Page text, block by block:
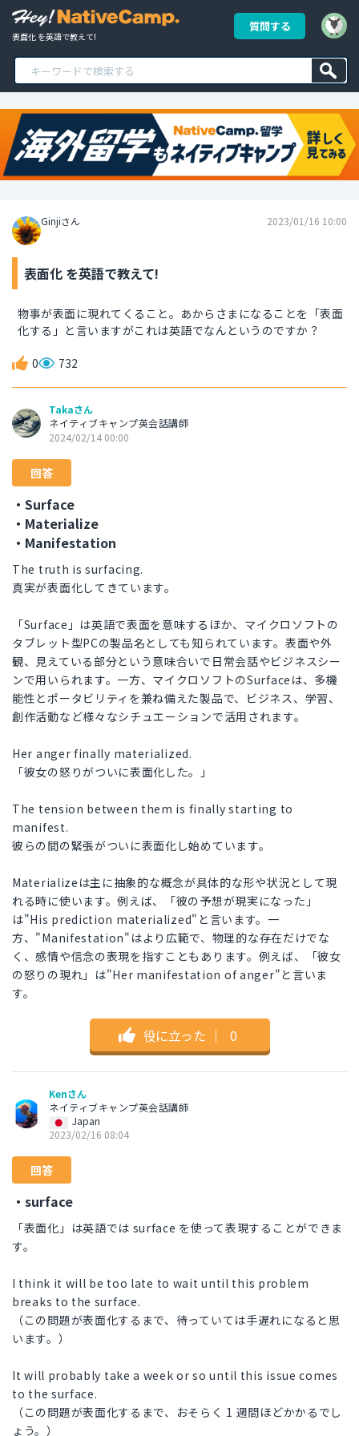
表面化 を英語で教えて!
質問する
Ginjiさん 2023/01/16 10:00
表面化 を英語で教えて!
物事が表面に現れてくること。あからさまになることを「表面
化する」と言いますがこれは英語でなんというのですか？
0 732
Takaさん
ネイティブキャンプ英会話講師
2024/02/14 00:00
回答
・Surface
・Materialize
・Manifestation
The truth is surfacing.
真実が表面化してきています。
「Surface」は英語で表面を意味するほか、マイクロソフトの
タブレット型PCの製品名としても知られています。表面や外
観、見えている部分という意味合いで日常会話やビジネスシー
ンで用いられます。一方、マイクロソフトのSurfaceは、多機
能性とポータビリティを兼ね備えた製品で、ビジネス、学習、
創作活動など様々なシチュエーションで活用されます。
Her anger finally materialized.
「彼女の怒りがついに表面化した。」
The tension between them is finally starting to
manifest.
彼らの間の緊張がついに表面化し始めています。
Materializeは主に抽象的な概念が具体的な形や状況として現
れる時に使います。例えば、「彼の予想が現実になった」
は"His prediction materialized"と言います。一
方、"Manifestation"はより広範で、物理的な存在だけでな
く、感情や信念の表現を指すこともあります。例えば、「彼女
の怒りの現れ」は"Her manifestation of anger"と言いま
す。
役に立った ｜ 0
Kenさん
ネイティブキャンプ英会話講師
Japan
2023/02/16 08:04
回答
・surface
「表面化」は英語では surface を使って表現することができま
す。
I think it will be too late to wait until this problem
breaks to the surface.
（この問題が表面化するまで、待っていては手遅れになると思
います。）
It will probably take a week or so until this issue comes
to the surface.
（この問題が表面化するまで、おそらく 1 週間ほどかかるでし
ょう。）